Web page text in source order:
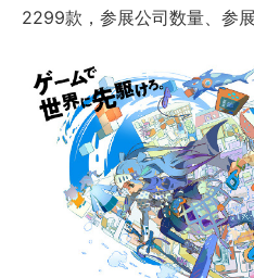
2299款，参展公司数量、参